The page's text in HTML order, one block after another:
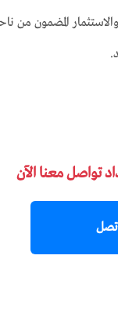
المضمون من
تواصل معنا الآن